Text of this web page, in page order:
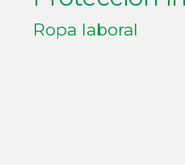
Ropa laboral